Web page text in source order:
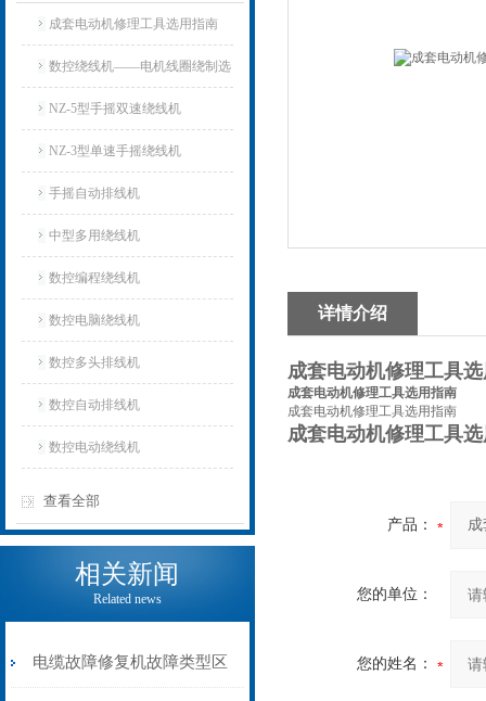
成套电动机修理工具选用指南
数控绕线机——电机线圈绕制选
用指南
NZ-5型手摇双速绕线机
NZ-3型单速手摇绕线机
手摇自动排线机
中型多用绕线机
数控编程绕线机
数控电脑绕线机
数控多头排线机
数控自动排线机
数控电动绕线机
查看全部
相关新闻
Related news
电缆故障修复机故障类型区
详情介绍
成套电动机修理工具
成套电动机修理工具选用指南
成套电动机修理工具选用指南
成套电动机修理工具
产品：
您的单位：
您的姓名：